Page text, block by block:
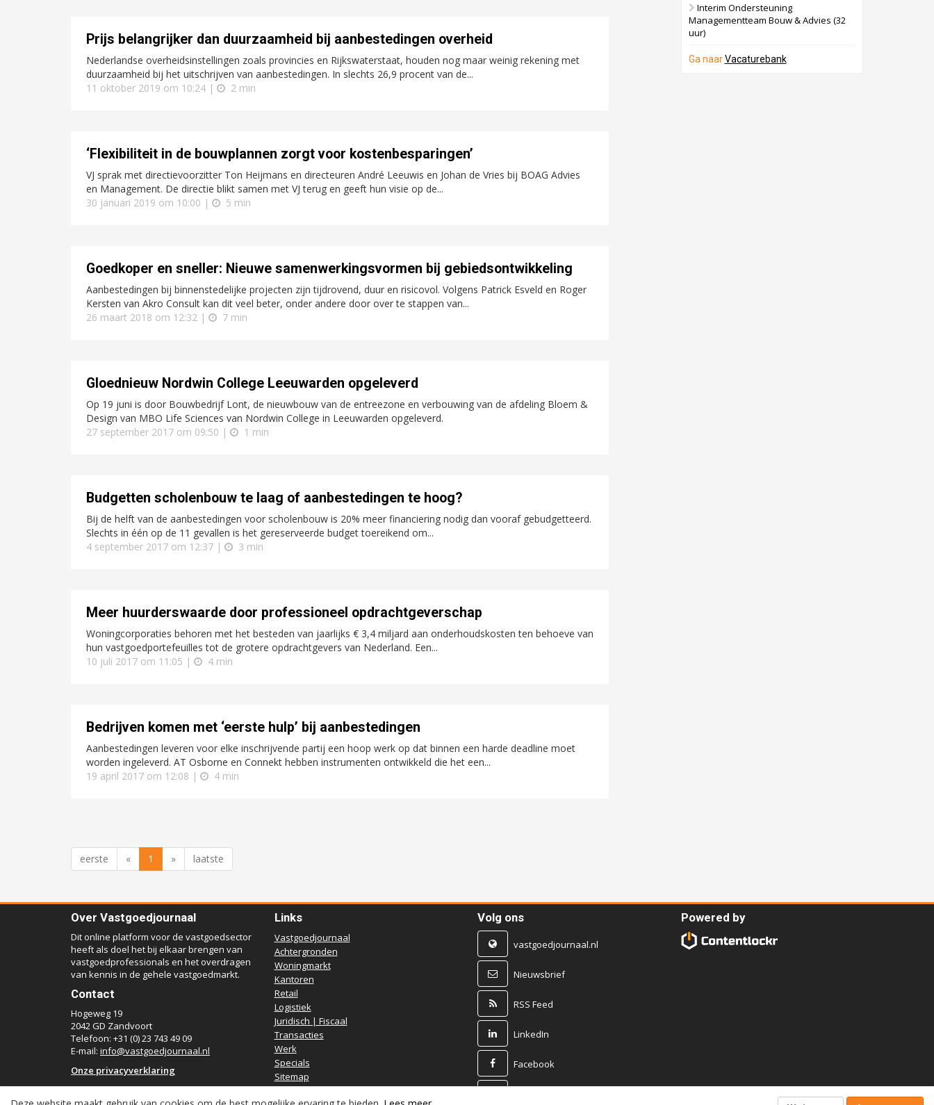
Prijs belangrijker dan duurzaamheid bij aanbestedingen overheid
Nederlandse overheidsinstellingen zoals provincies en Rijkswaterstaat, houden nog maar weinig rekening met
duurzaamheid bij het uitschrijven van aanbestedingen. In slechts 26,9 procent van de...
11 oktober 2019 om 10:24 |
2 min
‘Flexibiliteit in de bouwplannen zorgt voor kostenbesparingen’
VJ sprak met directievoorzitter Ton Heijmans en directeuren André Leeuwis en Johan de Vries bij BOAG Advies
en Management. De directie blikt samen met VJ terug en geeft hun visie op de...
30 januari 2019 om 10:00 |
5 min
Goedkoper en sneller: Nieuwe samenwerkingsvormen bij gebiedsontwikkeling
Aanbestedingen bij binnenstedelijke projecten zijn tijdrovend, duur en risicovol. Volgens Patrick Esveld en Roger
Kersten van Akro Consult kan dit veel beter, onder andere door over te stappen van...
26 maart 2018 om 12:32 |
7 min
Gloednieuw Nordwin College Leeuwarden opgeleverd
Op 19 juni is door Bouwbedrijf Lont, de nieuwbouw van de entreezone en verbouwing van de afdeling Bloem &
Design van MBO Life Sciences van Nordwin College in Leeuwarden opgeleverd.
27 september 2017 om 09:50 |
1 min
Budgetten scholenbouw te laag of aanbestedingen te hoog?
Bij de helft van de aanbestedingen voor scholenbouw is 20% meer financiering nodig dan vooraf gebudgetteerd.
Slechts in één op de 11 gevallen is het gereserveerde budget toereikend om...
4 september 2017 om 12:37 |
3 min
Meer huurderswaarde door professioneel opdrachtgeverschap
Woningcorporaties behoren met het besteden van jaarlijks € 3,4 miljard aan onderhoudskosten ten behoeve van
hun vastgoedportefeuilles tot de grotere opdrachtgevers van Nederland. Een...
10 juli 2017 om 11:05 |
4 min
Bedrijven komen met ‘eerste hulp’ bij aanbestedingen
Aanbestedingen leveren voor elke inschrijvende partij een hoop werk op dat binnen een harde deadline moet
worden ingeleverd. AT Osborne en Connekt hebben instrumenten ontwikkeld die het een...
19 april 2017 om 12:08 |
4 min
eerste « 1 » laatste
Interim Ondersteuning
Managementteam Bouw & Advies (32
uur)
Ga naarVacaturebank
Over Vastgoedjournaal
Dit online platform voor de vastgoedsector
heeft als doel het bij elkaar brengen van
vastgoedprofessionals en het overdragen
van kennis in de gehele vastgoedmarkt.
Contact
Hogeweg 19
2042 GD Zandvoort
Telefoon: +31 (0) 23 743 49 09
E-mail: info@vastgoedjournaal.nl
Onze privacyverklaring
Links
Vastgoedjournaal
Achtergronden
Woningmarkt
Kantoren
Retail
Logistiek
Juridisch | Fiscaal
Transacties
Werk
Specials
Sitemap
Volg ons
vastgoedjournaal.nl
Nieuwsbrief
RSS Feed
LinkedIn
Facebook
Powered by